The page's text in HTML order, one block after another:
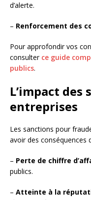
d’alerte.
– Renforcement des
Pour approfondir vos
consulter ce guide
publics.
L’impact des
entreprises
Les sanctions pour
avoir des conséquences
– Perte de chiffre
publics.
– Atteinte à la